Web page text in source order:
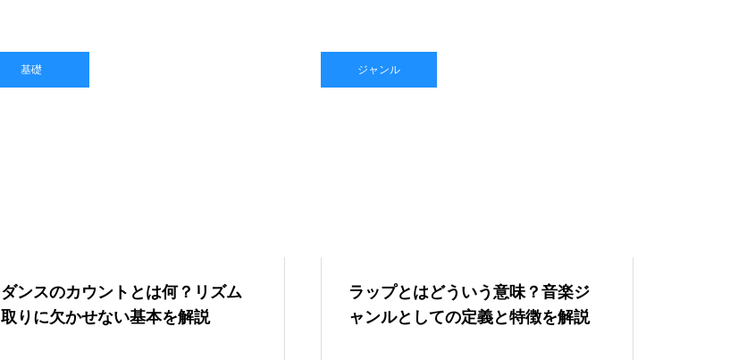
基礎
ダンスのカウントとは何？リズム
取りに欠かせない基本を解説
ジャンル
ラップとはどういう意味？音楽ジ
ャンルとしての定義と特徴を解説